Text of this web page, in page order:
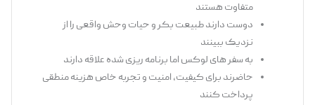
متفاوت هستند
دوست دارند طبیعت بکر و حیات ‌وحش واقعی را از
نزدیک ببینند
به سفر های لوکس اما برنامه ‌ریزی ‌شده علاقه دارند
حاضرند برای کیفیت، امنیت و تجربه خاص هزینه منطقی
پرداخت کنند